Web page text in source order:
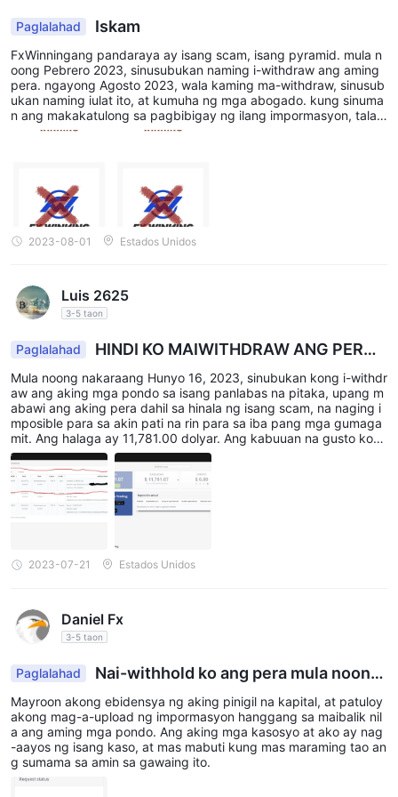
ay maaaring pumili sa pagitan ng mga pinuno ng
merkadoMetaTrader4 at MetaTrader5
platform ay kilala para sa kanilang user-friendly na interface at
angkop para sa parehong baguhan at may karanasan na mga
mangangalakal. Maaaring ma-access ng mga kliyente ang mga
platform ng pangangalakal sa iba't ibang device kabilang
tulad ng mga advanced na tool sa pag-chart, real-time na mga
quote sa merkado, mga automated na opsyon sa kalakalan, at
maraming uri ng order. Ang kakayahang gumamit ng mga
mangangalakal na mas gusto ang mga automated na diskarte
Tingnan ang talahanayan ng paghahambing ng platform ng
kalakalan sa ibaba:
Mga Deposito at Pag-withdraw
FxWinningayhindi maliwanag kung paano gumagana
ang mga deposito at pag-withdraw
transfer, MasterCard, VISA, Maestro at ilang mga processor ng
e-wallet tulad ng Skrill, Neteller, PayPal at iba pa ay ilan sa
pinakamadalas at sikat na paraan ng pagbabayad na
pinangangasiwaan ng karamihan sa mga Forex broker. Ang bilis
ng pag-withdraw ng mga pondo mula sa isang forex broker ay
isang broker.
broker
Tingnan ang talahanayan ng paghahambing ng bayad sa
ibaba:
Tandaan: Maaaring mag-iba ang mga bayarin sa deposito at
withdrawal depende sa paraan ng pagbabayad at bansa ng
kliyente. Ang impormasyong ibinigay sa talahanayan ay isang
Paglalahad Iskam
FxWinningang pandaraya ay isang scam, isang pyramid. mula n
oong Pebrero 2023, sinusubukan naming i-withdraw ang aming
pera. ngayong Agosto 2023, wala kaming ma-withdraw, sinusub
ukan naming iulat ito, at kumuha ng mga abogado. kung sinuma
n ang makakatulong sa pagbibigay ng ilang impormasyon, talag
ang pahahalagahan namin ito
2023-08-01 Estados Unidos
Luis 2625
3-5 taon
Paglalahad
HINDI KO MAIWITHDRAW ANG PERA
KO
Mula noong nakaraang Hunyo 16, 2023, sinubukan kong i-withdr
aw ang aking mga pondo sa isang panlabas na pitaka, upang m
abawi ang aking pera dahil sa hinala ng isang scam, na naging i
mposible para sa akin pati na rin para sa iba pang mga gumaga
mit. Ang halaga ay 11,781.00 dolyar. Ang kabuuan na gusto kon
g kunin ay 11,780.00. Noong nag-withdraw ako, hindi sila sumun
od sa mga tagubilin dahil imposibleng i-upload ang dokumento,
ang larawan ng iyong mukha at isang resibo ng address na kanil
ang hinihiling. Gusto ko talagang ibalik ang aking pera at lubos a
kong nagpapasalamat sa anumang tulong.
2023-07-21 Estados Unidos
Daniel Fx
3-5 taon
Paglalahad
Nai-withhold ko ang pera mula noong
Enero.
Mayroon akong ebidensya ng aking pinigil na kapital, at patuloy
akong mag-a-upload ng impormasyon hanggang sa maibalik nil
a ang aming mga pondo. Ang aking mga kasosyo at ako ay nag
-aayos ng isang kaso, at mas mabuti kung mas maraming tao an
g sumama sa amin sa gawaing ito.